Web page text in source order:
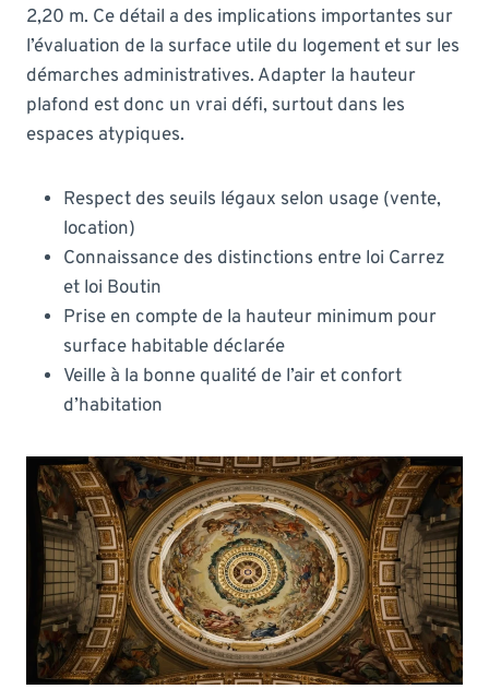
2,20 m. Ce détail a des implications importantes sur
l’évaluation de la surface utile du logement et sur les
démarches administratives. Adapter la hauteur
plafond est donc un vrai défi, surtout dans les
espaces atypiques.
Respect des seuils légaux selon usage (vente,
location)
Connaissance des distinctions entre loi Carrez
et loi Boutin
Prise en compte de la hauteur minimum pour
surface habitable déclarée
Veille à la bonne qualité de l’air et confort
d’habitation